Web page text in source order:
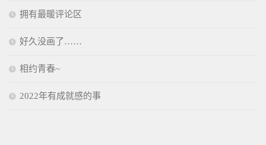
拥有最暖评论区
好久没画了……
相约青春~
2022年有成就感的事